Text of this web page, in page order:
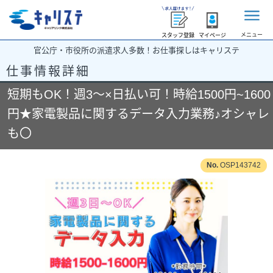
スタッフ登録 マイページ メニュー
官公庁・市役所の派遣求人多数！お仕事探しはキャリステ
仕事情報詳細
短期もOK！週3～×日払い可！時給1500円~1600
円★家電製品に関するデータ入力業務♪オシャレ
も〇
OSP143742